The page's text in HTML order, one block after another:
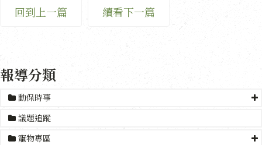
回到上一篇 續看下一篇
報導分類
動保時事
議題追蹤
寵物專區